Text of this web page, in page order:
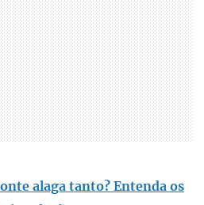
alaga tanto? Entenda os